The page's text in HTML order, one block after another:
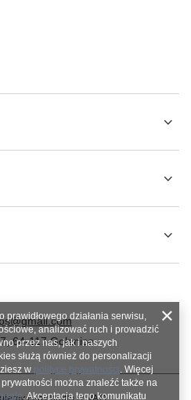
,64-117Gołanice
prawidłowego działania serwisu,
analizować ruch i prowadzić
przez nas, jak i naszych
służą również do personalizacji
w polityce prywatności. Więcej
można znaleźć także na
. Akceptacja tego komunikatu